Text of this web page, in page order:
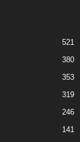
521
380
353
319
246
141